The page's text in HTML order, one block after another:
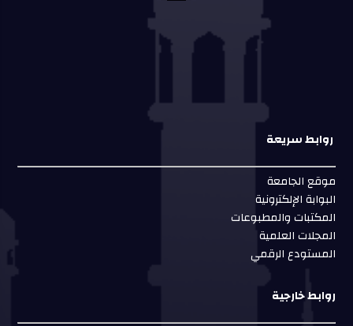
روابط سريعة
موقع الجامعة
البوابة الإلكترونية
المكتبات والمطبوعات
المجلات العلمية
المستودع الرقمي
روابط خارجية